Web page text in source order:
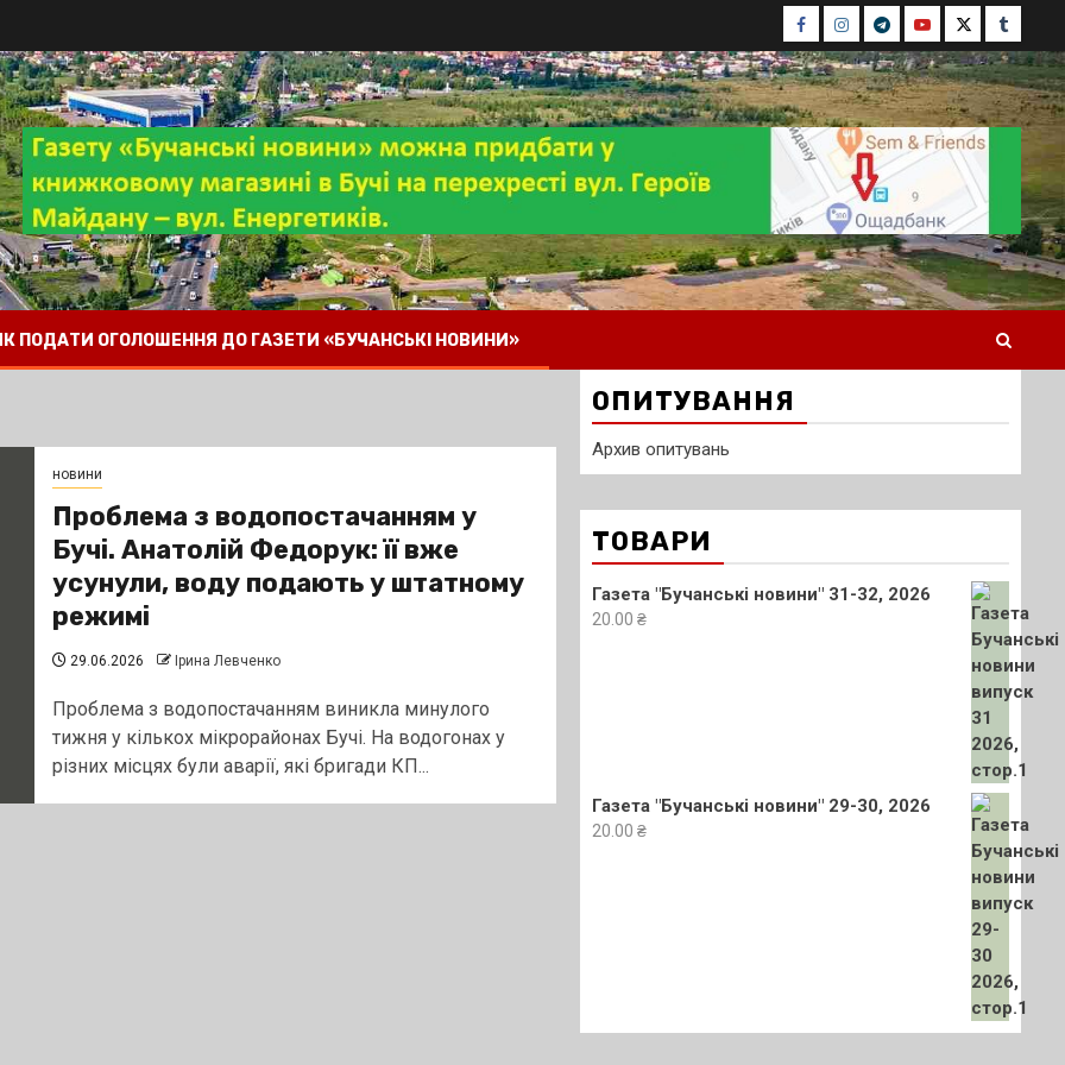
Facebook
Instagram
TelegramYoutubeTwitterTumblr
ПОДАТИ ОГОЛОШЕННЯ ДО ГАЗЕТИ «БУЧАНСЬКІ НОВИНИ»
новини
Проблема з водопостачанням у
Бучі. Анатолій Федорук: її вже
усунули, воду подають у штатному
режимі
29.06.2026 Ірина Левченко
Проблема з водопостачанням виникла минулого
тижня у кількох мікрорайонах Бучі. На водогонах у
різних місцях були аварії, які бригади КП...
ОПИТУВАННЯ
Архив опитувань
ТОВАРИ
Газета "Бучанські новини" 31-32, 2026
20.00 ₴
Газета "Бучанські новини" 29-30, 2026
20.00 ₴